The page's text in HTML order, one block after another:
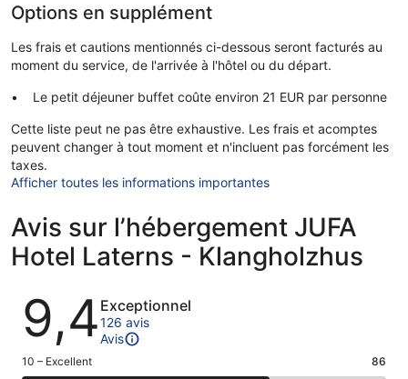
Options en supplément
Les frais et cautions mentionnés ci-dessous seront facturés au
moment du service, de l'arrivée à l'hôtel ou du départ.
Le petit déjeuner buffet coûte environ 21 EUR par personne
Cette liste peut ne pas être exhaustive. Les frais et acomptes
peuvent changer à tout moment et n'incluent pas forcément les
taxes.
Afficher toutes les informations importantes
Avis sur l’hébergement JUFA
Hotel Laterns - Klangholzhus
Avis
9,4 Exceptionnel
126 avis
Avis
Note
10 – Excellent 86